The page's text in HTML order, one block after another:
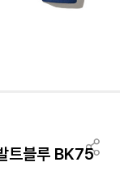
트블루 BK75